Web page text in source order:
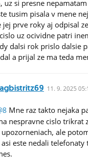
uz si presne
tusim pisala v mene
jej prve roky aj odpisal
uz ocividne patri
dalsi rok prislo dalsie
a prijal ze ma teda
11. 9. 2025
Mne raz takto nejaka
nespravne cislo trikrat
ale
asi este nedali